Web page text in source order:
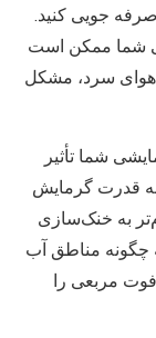
صرفه جویی کنید.
شما ممکن است
هوای سرد، مشکل
شما تأثیر
قدرت گرمایش
به خنک‌سازی
چگونه مناطق آب
و هوایی BTU مورد نیاز برای یک خانه 1500 فوت مربعی را